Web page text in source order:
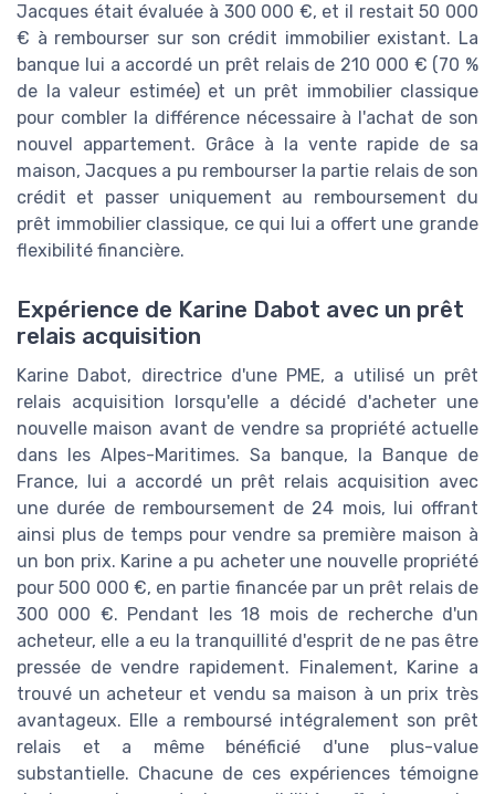
Jacques était évaluée à 300 000 €, et il restait 50 000
€ à rembourser sur son crédit immobilier existant. La
banque lui a accordé un prêt relais de 210 000 € (70 %
de la valeur estimée) et un prêt immobilier classique
pour combler la différence nécessaire à l'achat de son
nouvel appartement. Grâce à la vente rapide de sa
maison, Jacques a pu rembourser la partie relais de son
crédit et passer uniquement au remboursement du
prêt immobilier classique, ce qui lui a offert une grande
flexibilité financière.
Expérience de Karine Dabot avec un prêt
relais acquisition
Karine Dabot, directrice d'une PME, a utilisé un prêt
relais acquisition lorsqu'elle a décidé d'acheter une
nouvelle maison avant de vendre sa propriété actuelle
dans les Alpes-Maritimes. Sa banque, la Banque de
France, lui a accordé un prêt relais acquisition avec
une durée de remboursement de 24 mois, lui offrant
ainsi plus de temps pour vendre sa première maison à
un bon prix. Karine a pu acheter une nouvelle propriété
pour 500 000 €, en partie financée par un prêt relais de
300 000 €. Pendant les 18 mois de recherche d'un
acheteur, elle a eu la tranquillité d'esprit de ne pas être
pressée de vendre rapidement. Finalement, Karine a
trouvé un acheteur et vendu sa maison à un prix très
avantageux. Elle a remboursé intégralement son prêt
relais et a même bénéficié d'une plus-value
substantielle. Chacune de ces expériences témoigne